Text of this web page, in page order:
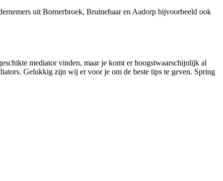
uit Bornerbroek, Bruinehaar en Aadorp bijvoorbeeld ook
mediator vinden, maar je komt er hoogstwaarschijnlijk al
Gelukkig zijn wij er voor je om de beste tips te geven. Spring